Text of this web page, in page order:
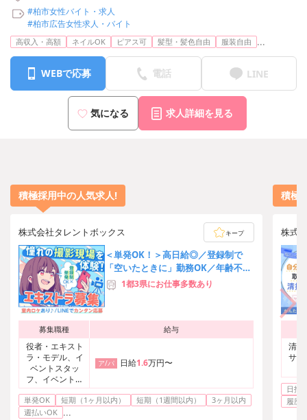
札幌：北海道札幌市中央区南2条西1-7-2-5階
仙台：宮城県仙台市青葉区本町1-12-7-8階 A2
宇都宮：栃木県宇都宮市池上町4-2-5階-C
静岡：静岡市葵区呉服町2-2-13-8階
名古屋：愛知県名古屋市中村区竹橋町15-16-8階
大阪：大阪府大阪市北区梅田3-3-20 明治安田生命大阪梅田ビル23階
広島：広島県広島市中区大手町2-8-2-10階
神戸：兵庫県神戸市中央区東町122-2-8階
福岡：福岡県福岡市中央区天神1-6-8-6階
小倉：福岡県北九州市小倉北区米町1-4-21-401号室
#柏市女性バイト・求人
#柏市広告女性求人・バイト
高収入・高額 ネイルOK ピアス可 髪型・髪色自由 服装自由 ...
WEBで応募 電話 LINE
気になる 求人詳細を見る
積極採用中の人気求人!
株式会社タレントボックス キープ
＜単発OK！＞高日給◎／登録制で
「空いたときに」勤務OK／年齢不問
／LINE応募で採用率UP♪
1都3県にお仕事多数あり
募集職種 給与
役者・エキスト
ラ・モデル、イ
ベントスタッ
フ、イベント・
芸能その他
ア/パ 日給1.6万円〜
単発OK 短期（1ヶ月以内） 短期（1週間以内）
3ヶ月以内
週払いOK ...
積極
株式
清掃
サー
日払
履歴